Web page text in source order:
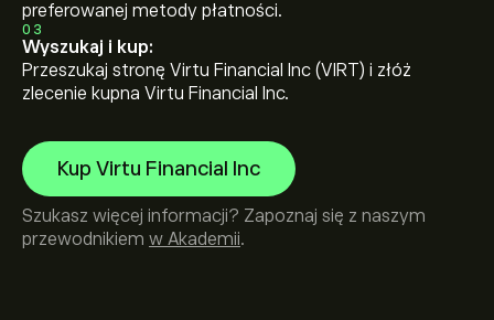
preferowanej metody płatności.
03
Wyszukaj i kup:
Przeszukaj stronę Virtu Financial Inc (VIRT) i złóż
zlecenie kupna Virtu Financial Inc.
Kup Virtu Financial Inc
Szukasz więcej informacji? Zapoznaj się z naszym
przewodnikiem w Akademii.